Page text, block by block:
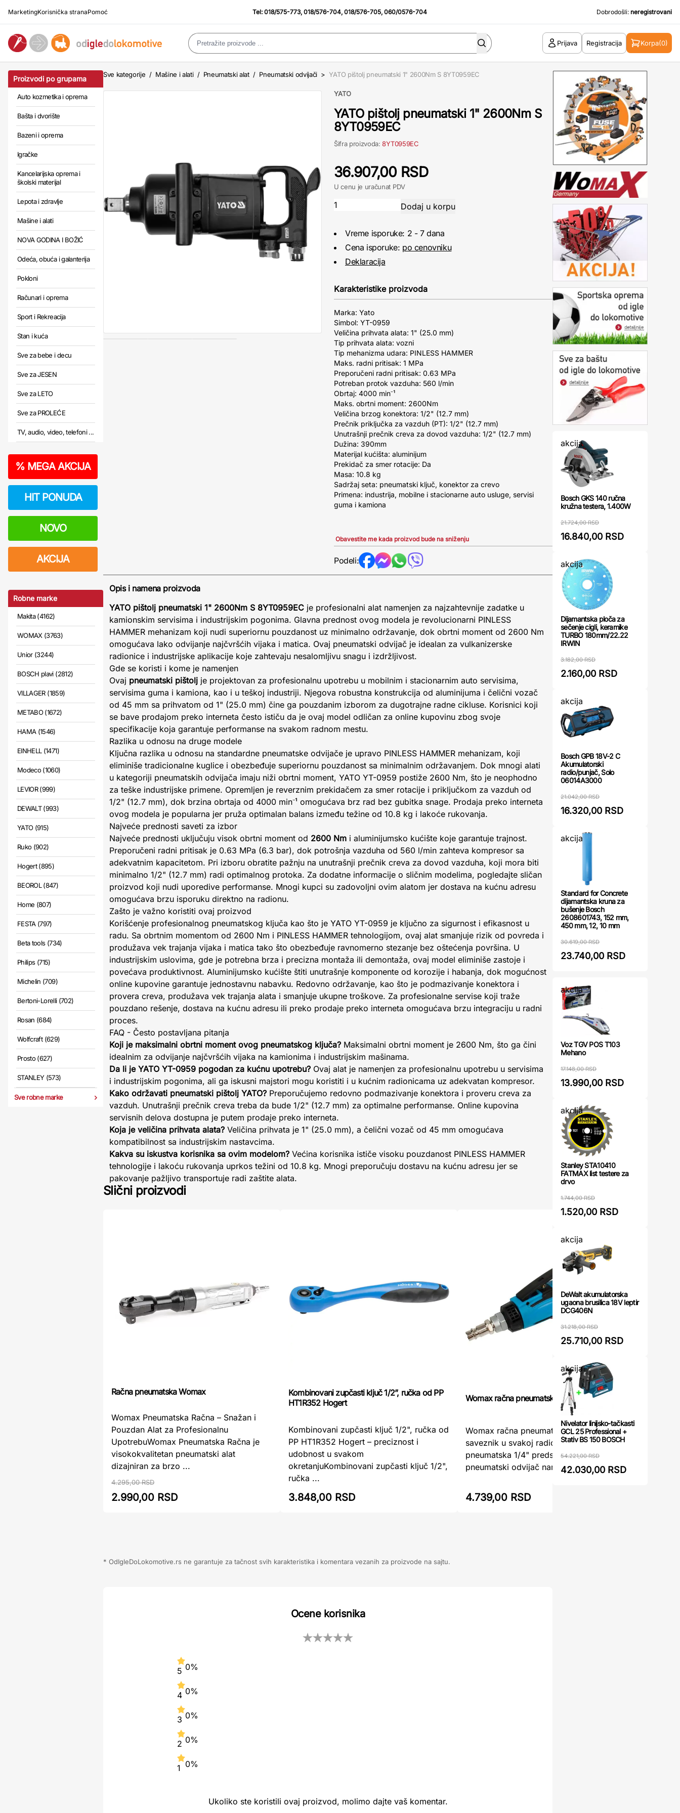
MarketingKorisnička stranaPomoć Tel:018/575-773,018/576-704,018/576-705,060/0576-704 Dobrodošli: neregistrovani
Prijava Registracija Korpa(0)
Proizvodi po grupama
Auto kozmetika i oprema
Bašta i dvorište
Bazeni i oprema
Igračke
Kancelarijska oprema i
školski materijal
Lepota i zdravlje
Mašine i alati
NOVA GODINA I BOŽIĆ
Odeća, obuća i galanterija
Pokloni
Računari i oprema
Sport i Rekreacija
Stan i kuća
Sve za bebe i decu
Sve za JESEN
Sve za LETO
Sve za PROLEĆE
TV, audio, video, telefoni ...
% MEGA AKCIJA
HIT PONUDA
NOVO
AKCIJA
Robne marke
Makita (4162)
WOMAX (3763)
Unior (3244)
BOSCH plavi (2812)
VILLAGER (1859)
METABO (1672)
HAMA (1546)
EINHELL (1471)
Modeco (1060)
LEVIOR (999)
DEWALT (993)
YATO (915)
Ruko (902)
Hogert (895)
BEOROL (847)
Home (807)
FESTA (797)
Beta tools (734)
Philips (715)
Michelin (709)
Bertoni-Lorelli (702)
Rosan (684)
Wolfcraft (629)
Prosto (627)
STANLEY (573)
Sve robne marke
Sve kategorije / Mašine i alati / Pneumatski alat / Pneumatski odvijači >YATO pištolj pneumatski 1" 2600Nm S 8YT0959EC
YATO
YATO pištolj pneumatski 1" 2600Nm S
8YT0959EC
Šifra proizvoda:8YT0959EC
36.907,00 RSD
U cenu je uračunat PDV
Vreme isporuke: 2 - 7 dana
Cena isporuke: po cenovniku
Deklaracija
Karakteristike proizvoda
Marka: Yato
Simbol: YT-0959
Veličina prihvata alata: 1" (25.0 mm)
Tip prihvata alata: vozni
Tip mehanizma udara: PINLESS HAMMER
Maks. radni pritisak: 1 MPa
Preporučeni radni pritisak: 0.63 MPa
Potreban protok vazduha: 560 l/min
Obrtaj: 4000 min⁻¹
Maks. obrtni moment: 2600Nm
Veličina brzog konektora: 1/2" (12.7 mm)
Prečnik priključka za vazduh (PT): 1/2" (12.7 mm)
Unutrašnji prečnik creva za dovod vazduha: 1/2" (12.7 mm)
Dužina: 390mm
Materijal kućišta: aluminijum
Prekidač za smer rotacije: Da
Masa: 10.8 kg
Sadržaj seta: pneumatski ključ, konektor za crevo
Primena: industrija, mobilne i stacionarne auto usluge, servisi
guma i kamiona
Obavestite me kada proizvod bude na sniženju
Podeli:
Opis i namena proizvoda
YATO pištolj pneumatski 1" 2600Nm S 8YT0959EC je profesionalni alat namenjen za najzahtevnije zadatke u
kamionskim servisima i industrijskim pogonima. Glavna prednost ovog modela je revolucionarni PINLESS
HAMMER mehanizam koji nudi superiornu pouzdanost uz minimalno održavanje, dok obrtni moment od 2600 Nm
omogućava lako odvijanje najčvršćih vijaka i matica. Ovaj pneumatski odvijač je idealan za vulkanizerske
radionice i industrijske aplikacije koje zahtevaju nesalomljivu snagu i izdržljivost.
Gde se koristi i kome je namenjen
Ovaj pneumatski pištolj je projektovan za profesionalnu upotrebu u mobilnim i stacionarnim auto servisima,
servisima guma i kamiona, kao i u teškoj industriji. Njegova robustna konstrukcija od aluminijuma i čelični vozač
od 45 mm sa prihvatom od 1" (25.0 mm) čine ga pouzdanim izborom za dugotrajne radne cikluse. Korisnici koji
se bave prodajom preko interneta često ističu da je ovaj model odličan za online kupovinu zbog svoje
specifikacije koja garantuje performanse na svakom radnom mestu.
Razlika u odnosu na druge modele
Ključna razlika u odnosu na standardne pneumatske odvijače je upravo PINLESS HAMMER mehanizam, koji
eliminiše tradicionalne kuglice i obezbeđuje superiornu pouzdanost sa minimalnim održavanjem. Dok mnogi alati
u kategoriji pneumatskih odvijača imaju niži obrtni moment, YATO YT-0959 postiže 2600 Nm, što je neophodno
za teške industrijske primene. Opremljen je reverznim prekidačem za smer rotacije i priključkom za vazduh od
1/2" (12.7 mm), dok brzina obrtaja od 4000 min⁻¹ omogućava brz rad bez gubitka snage. Prodaja preko interneta
ovog modela je popularna jer pruža optimalan balans između težine od 10.8 kg i lakoće rukovanja.
Najveće prednosti saveti za izbor
Najveće prednosti uključuju visok obrtni moment od 2600 Nm i aluminijumsko kućište koje garantuje trajnost.
Preporučeni radni pritisak je 0.63 MPa (6.3 bar), dok potrošnja vazduha od 560 l/min zahteva kompresor sa
adekvatnim kapacitetom. Pri izboru obratite pažnju na unutrašnji prečnik creva za dovod vazduha, koji mora biti
minimalno 1/2" (12.7 mm) radi optimalnog protoka. Za dodatne informacije o sličnim modelima, pogledajte sličan
proizvod koji nudi uporedive performanse. Mnogi kupci su zadovoljni ovim alatom jer dostava na kućnu adresu
omogućava brzu isporuku direktno na radionu.
Zašto je važno koristiti ovaj proizvod
Korišćenje profesionalnog pneumatskog ključa kao što je YATO YT-0959 je ključno za sigurnost i efikasnost u
radu. Sa obrtnim momentom od 2600 Nm i PINLESS HAMMER tehnologijom, ovaj alat smanjuje rizik od povreda i
produžava vek trajanja vijaka i matica tako što obezbeđuje ravnomerno stezanje bez oštećenja površina. U
industrijskim uslovima, gde je potrebna brza i precizna montaža ili demontaža, ovaj model eliminiše zastoje i
povećava produktivnost. Aluminijumsko kućište štiti unutrašnje komponente od korozije i habanja, dok mogućnost
online kupovine garantuje jednostavnu nabavku. Redovno održavanje, kao što je podmazivanje konektora i
provera creva, produžava vek trajanja alata i smanjuje ukupne troškove. Za profesionalne servise koji traže
pouzdano rešenje, dostava na kućnu adresu ili preko prodaje preko interneta omogućava brzu integraciju u radni
proces.
FAQ - Često postavljana pitanja
Koji je maksimalni obrtni moment ovog pneumatskog ključa? Maksimalni obrtni moment je 2600 Nm, što ga čini
idealnim za odvijanje najčvršćih vijaka na kamionima i industrijskim mašinama.
Da li je YATO YT-0959 pogodan za kućnu upotrebu? Ovaj alat je namenjen za profesionalnu upotrebu u servisima
i industrijskim pogonima, ali ga iskusni majstori mogu koristiti i u kućnim radionicama uz adekvatan kompresor.
Kako održavati pneumatski pištolj YATO? Preporučujemo redovno podmazivanje konektora i proveru creva za
vazduh. Unutrašnji prečnik creva treba da bude 1/2" (12.7 mm) za optimalne performanse. Online kupovina
servisnih delova dostupna je putem prodaje preko interneta.
Koja je veličina prihvata alata? Veličina prihvata je 1" (25.0 mm), a čelični vozač od 45 mm omogućava
kompatibilnost sa industrijskim nastavcima.
Kakva su iskustva korisnika sa ovim modelom? Većina korisnika ističe visoku pouzdanost PINLESS HAMMER
tehnologije i lakoću rukovanja uprkos težini od 10.8 kg. Mnogi preporučuju dostavu na kućnu adresu jer se
pakovanje pažljivo transportuje radi zaštite alata.
Slični proizvodi
Račna pneumatska Womax
Womax Pneumatska Račna – Snažan i
Pouzdan Alat za Profesionalnu
UpotrebuWomax Pneumatska Račna je
visokokvalitetan pneumatski alat
dizajniran za brzo ...
4.295,00 RSD
2.990,00 RSD
Kombinovani zupčasti ključ 1/2”, ručka od PP
HT1R352 Hogert
Kombinovani zupčasti ključ 1/2", ručka od
PP HT1R352 Hogert – preciznost i
udobnost u svakom
okretanjuKombinovani zupčasti ključ 1/2",
ručka ...
3.848,00 RSD
Womax račna pneumatska 1/4"
Womax račna pneumatska 1/4" – snažan
saveznik u svakoj radioniciWomax račna
pneumatska 1/4" predstavlja savremeni
pneumatski odvijač namenjen brzom i ...
4.739,00 RSD
* OdIgleDoLokomotive.rs ne garantuje za tačnost svih karakteristika i komentara vezanih za proizvode na sajtu.
Ocene korisnika
5 0%
4 0%
3 0%
2 0%
1 0%
Ukoliko ste koristili ovaj proizvod, molimo dajte vaš komentar.
akcija
Bosch GKS 140 ručna
kružna testera, 1.400W
21.724,00 RSD
16.840,00 RSD
akcija
Dijamantska ploča za
sečenje cigli, keramike
TURBO 180mm/22.22
IRWIN
3.182,00 RSD
2.160,00 RSD
akcija
Bosch GPB 18V-2 C
Akumulatorski
radio/punjač, Solo
06014A3000
21.042,00 RSD
16.320,00 RSD
akcija
Standard for Concrete
dijamantska kruna za
bušenje Bosch
2608601743, 152 mm,
450 mm, 12, 10 mm
30.619,00 RSD
23.740,00 RSD
akcija
Voz TGV POS T103
Mehano
17.148,00 RSD
13.990,00 RSD
akcija
Stanley STA10410
FATMAX list testere za
drvo
1.744,00 RSD
1.520,00 RSD
akcija
DeWalt akumulatorska
ugaona brusilica 18V leptir
DCG406N
31.218,00 RSD
25.710,00 RSD
akcija
Nivelator linijsko-tačkasti
GCL 25 Professional +
Stativ BS 150 BOSCH
54.221,00 RSD
42.030,00 RSD